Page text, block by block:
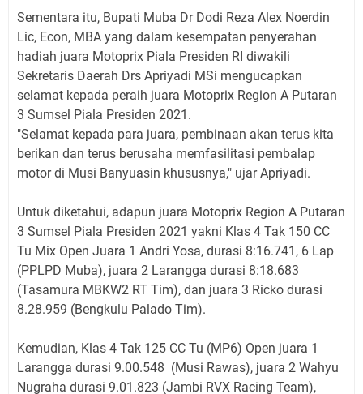
Sementara itu, Bupati Muba Dr Dodi Reza Alex Noerdin
Lic, Econ, MBA yang dalam kesempatan penyerahan
hadiah juara Motoprix Piala Presiden RI diwakili
Sekretaris Daerah Drs Apriyadi MSi mengucapkan
selamat kepada peraih juara Motoprix Region A Putaran
3 Sumsel Piala Presiden 2021.
"Selamat kepada para juara, pembinaan akan terus kita
berikan dan terus berusaha memfasilitasi pembalap
motor di Musi Banyuasin khususnya," ujar Apriyadi.
Untuk diketahui, adapun juara Motoprix Region A Putaran
3 Sumsel Piala Presiden 2021 yakni Klas 4 Tak 150 CC
Tu Mix Open Juara 1 Andri Yosa, durasi 8:16.741, 6 Lap
(PPLPD Muba), juara 2 Larangga durasi 8:18.683
(Tasamura MBKW2 RT Tim), dan juara 3 Ricko durasi
8.28.959 (Bengkulu Palado Tim).
Kemudian, Klas 4 Tak 125 CC Tu (MP6) Open juara 1
Larangga durasi 9.00.548 (Musi Rawas), juara 2 Wahyu
Nugraha durasi 9.01.823 (Jambi RVX Racing Team),